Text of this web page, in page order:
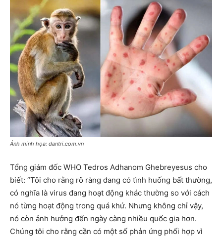
Ảnh minh họa: dantri.com.vn
Tổng giám đốc WHO Tedros Adhanom Ghebreyesus cho
biết: “Tôi cho rằng rõ ràng đang có tình huống bất thường,
có nghĩa là virus đang hoạt động khác thường so với cách
nó từng hoạt động trong quá khứ. Nhưng không chỉ vậy,
nó còn ảnh hưởng đến ngày càng nhiều quốc gia hơn.
Chúng tôi cho rằng cần có một số phản ứng phối hợp vì